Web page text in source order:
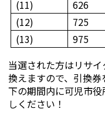
(11)
626
(12)
725
(13)
975
当選された方はリサ
換えますので、引換
下の期間内に可児市
しください！